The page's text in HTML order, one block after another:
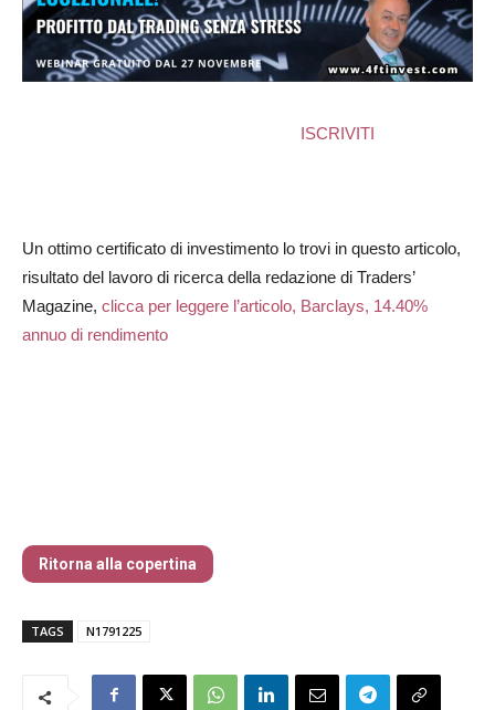
ISCRIVITI
Un ottimo certificato di investimento lo trovi in questo articolo,
risultato del lavoro di ricerca della redazione di Traders’
Magazine, clicca per leggere l’articolo, Barclays, 14.40%
annuo di rendimento
Ritorna alla copertina
TAGS N1791225